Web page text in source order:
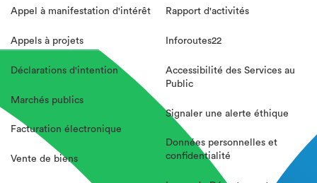
Appel à manifestation d'intérêt
Appels à projets
Déclarations d'intention
Marchés publics
Facturation électronique
Vente de biens
Rapport d'activités
Inforoutes22
Accessibilité des Services au
Public
Signaler une alerte éthique
Données personnelles et
confidentialité